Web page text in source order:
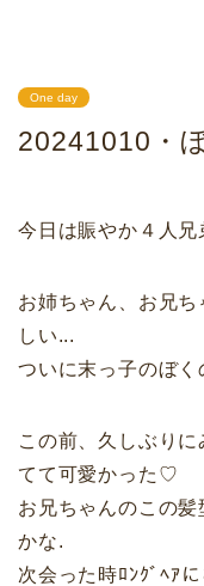
One day
20241010・
今日は賑やか４人
お姉ちゃん、お兄
しい...
ついに末っ子のぼく
この前、久しぶり
てて可愛かった♡
お兄ちゃんのこの
かな.
次会った時ﾛﾝｸﾞﾍｱ